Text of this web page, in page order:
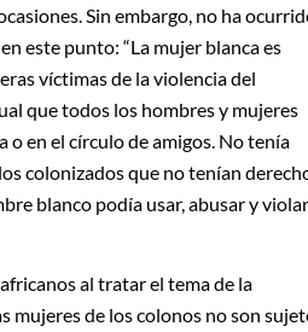
Sin embargo, no ha
este punto: “La mujer blanca es
víctimas de la violencia del
que todos los hombres y mujeres
o en el círculo de amigos. No tenía
colonizados que no tenían
blanco podía usar, abusar y violar
al tratar el tema de la
mujeres de los colonos no son